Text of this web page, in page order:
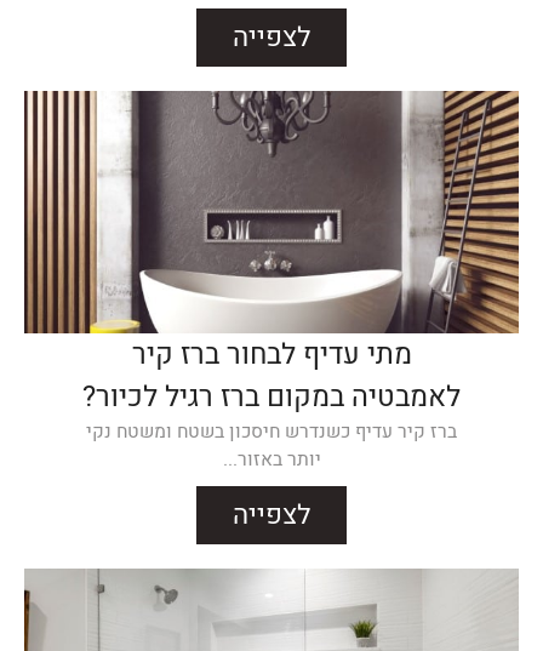
לצפייה
מתי עדיף לבחור ברז קיר
לאמבטיה במקום ברז רגיל לכיור?
ברז קיר עדיף כשנדרש חיסכון בשטח ומשטח נקי
יותר באזור...
לצפייה